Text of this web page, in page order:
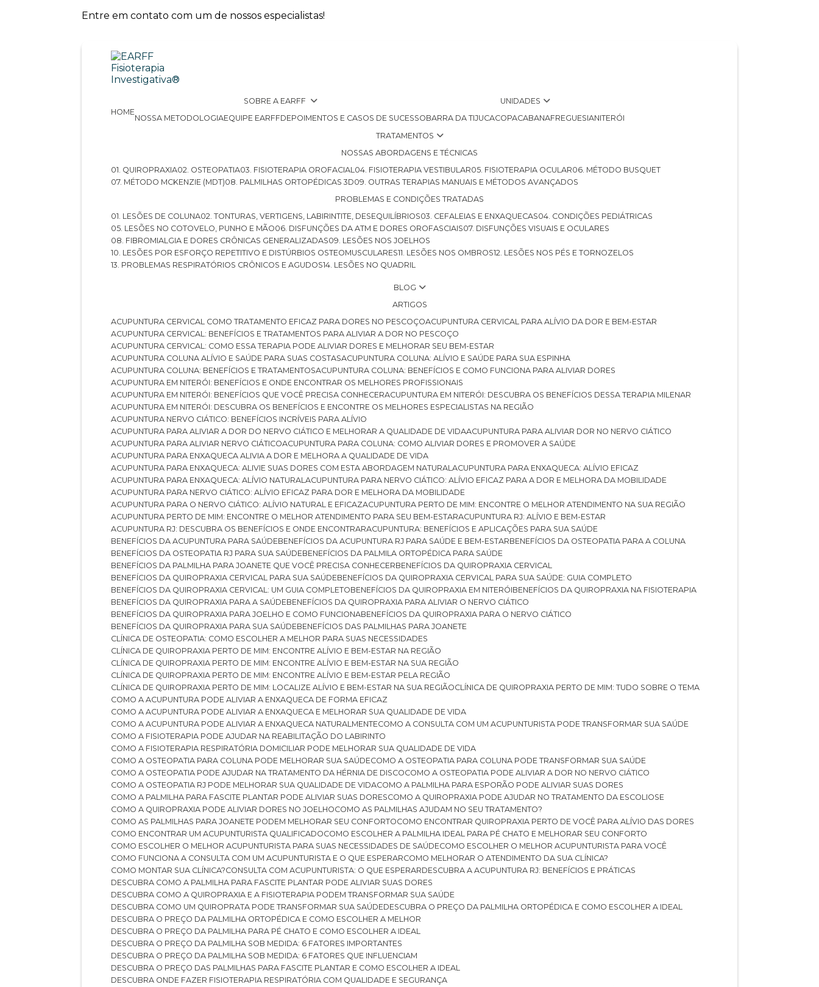
Entre em contato com um de nossos especialistas!
HOME
SOBRE A EARFF
NOSSA METODOLOGIA EQUIPE EARFF DEPOIMENTOS E CASOS DE SUCESSO
UNIDADES
BARRA DA TIJUCA
COPACABANA FREGUESIA
NITERÓI
TRATAMENTOS
NOSSAS ABORDAGENS E TÉCNICAS
01. QUIROPRAXIA
02. OSTEOPATIA 03. FISIOTERAPIA OROFACIAL 04. FISIOTERAPIA VESTIBULAR 05. FISIOTERAPIA OCULAR
06. MÉTODO BUSQUET
07. MÉTODO MCKENZIE (MDT)
08. PALMILHAS ORTOPÉDICAS 3D
09. OUTRAS TERAPIAS MANUAIS E MÉTODOS AVANÇADOS
PROBLEMAS E CONDIÇÕES TRATADAS
01. LESÕES DE COLUNA
02. TONTURAS, VERTIGENS, LABIRINTITE, DESEQUILÍBRIOS 03. CEFALEIAS E ENXAQUECAS
04. CONDIÇÕES PEDIÁTRICAS
05. LESÕES NO COTOVELO, PUNHO E MÃO
06. DISFUNÇÕES DA ATM E DORES OROFASCIAIS
07. DISFUNÇÕES VISUAIS E OCULARES
08. FIBROMIALGIA E DORES CRÔNICAS GENERALIZADAS
09. LESÕES NOS JOELHOS
10. LESÕES POR ESFORÇO REPETITIVO E DISTÚRBIOS OSTEOMUSCULARES 11. LESÕES NOS OMBROS 12. LESÕES NOS PÉS E TORNOZELOS
13. PROBLEMAS RESPIRATÓRIOS CRÔNICOS E AGUDOS 14. LESÕES NO QUADRIL
BLOG
ARTIGOS
ACUPUNTURA CERVICAL COMO TRATAMENTO EFICAZ PARA DORES NO PESCOÇO
ACUPUNTURA CERVICAL PARA ALÍVIO DA DOR E BEM-ESTAR
ACUPUNTURA CERVICAL: BENEFÍCIOS E TRATAMENTOS PARA ALIVIAR A DOR NO PESCOÇO
ACUPUNTURA CERVICAL: COMO ESSA TERAPIA PODE ALIVIAR DORES E MELHORAR SEU BEM-ESTAR
ACUPUNTURA COLUNA ALÍVIO E SAÚDE PARA SUAS COSTAS
ACUPUNTURA COLUNA: ALÍVIO E SAÚDE PARA SUA ESPINHA
ACUPUNTURA COLUNA: BENEFÍCIOS E TRATAMENTOS
ACUPUNTURA COLUNA: BENEFÍCIOS E COMO FUNCIONA PARA ALIVIAR DORES
ACUPUNTURA EM NITERÓI: BENEFÍCIOS E ONDE ENCONTRAR OS MELHORES PROFISSIONAIS
ACUPUNTURA EM NITERÓI: BENEFÍCIOS QUE VOCÊ PRECISA CONHECER
ACUPUNTURA EM NITERÓI: DESCUBRA OS BENEFÍCIOS DESSA TERAPIA MILENAR
ACUPUNTURA EM NITERÓI: DESCUBRA OS BENEFÍCIOS E ENCONTRE OS MELHORES ESPECIALISTAS NA REGIÃO
ACUPUNTURA NERVO CIÁTICO: BENEFÍCIOS INCRÍVEIS PARA ALÍVIO
ACUPUNTURA PARA ALIVIAR A DOR DO NERVO CIÁTICO E MELHORAR A QUALIDADE DE VIDA
ACUPUNTURA PARA ALIVIAR DOR NO NERVO CIÁTICO
ACUPUNTURA PARA ALIVIAR NERVO CIÁTICO
ACUPUNTURA PARA COLUNA: COMO ALIVIAR DORES E PROMOVER A SAÚDE
ACUPUNTURA PARA ENXAQUECA ALIVIA A DOR E MELHORA A QUALIDADE DE VIDA
ACUPUNTURA PARA ENXAQUECA: ALIVIE SUAS DORES COM ESTA ABORDAGEM NATURAL
ACUPUNTURA PARA ENXAQUECA: ALÍVIO EFICAZ
ACUPUNTURA PARA ENXAQUECA: ALÍVIO NATURAL
ACUPUNTURA PARA NERVO CIÁTICO: ALÍVIO EFICAZ PARA A DOR E MELHORA DA MOBILIDADE
ACUPUNTURA PARA NERVO CIÁTICO: ALÍVIO EFICAZ PARA DOR E MELHORA DA MOBILIDADE
ACUPUNTURA PARA O NERVO CIÁTICO: ALÍVIO NATURAL E EFICAZ
ACUPUNTURA PERTO DE MIM: ENCONTRE O MELHOR ATENDIMENTO NA SUA REGIÃO
ACUPUNTURA PERTO DE MIM: ENCONTRE O MELHOR ATENDIMENTO PARA SEU BEM-ESTAR
ACUPUNTURA RJ: ALÍVIO E BEM-ESTAR
ACUPUNTURA RJ: DESCUBRA OS BENEFÍCIOS E ONDE ENCONTRAR
ACUPUNTURA: BENEFÍCIOS E APLICAÇÕES PARA SUA SAÚDE
BENEFÍCIOS DA ACUPUNTURA PARA SAÚDE
BENEFÍCIOS DA ACUPUNTURA RJ PARA SAÚDE E BEM-ESTAR
BENEFÍCIOS DA OSTEOPATIA PARA A COLUNA
BENEFÍCIOS DA OSTEOPATIA RJ PARA SUA SAÚDE
BENEFÍCIOS DA PALMILA ORTOPÉDICA PARA SAÚDE
BENEFÍCIOS DA PALMILHA PARA JOANETE QUE VOCÊ PRECISA CONHECER
BENEFÍCIOS DA QUIROPRAXIA CERVICAL
BENEFÍCIOS DA QUIROPRAXIA CERVICAL PARA SUA SAÚDE
BENEFÍCIOS DA QUIROPRAXIA CERVICAL PARA SUA SAÚDE: GUIA COMPLETO
BENEFÍCIOS DA QUIROPRAXIA CERVICAL: UM GUIA COMPLETO
BENEFÍCIOS DA QUIROPRAXIA EM NITERÓI
BENEFÍCIOS DA QUIROPRAXIA NA FISIOTERAPIA
BENEFÍCIOS DA QUIROPRAXIA PARA A SAÚDE
BENEFÍCIOS DA QUIROPRAXIA PARA ALIVIAR O NERVO CIÁTICO
BENEFÍCIOS DA QUIROPRAXIA PARA JOELHO E COMO FUNCIONA
BENEFÍCIOS DA QUIROPRAXIA PARA O NERVO CIÁTICO
BENEFÍCIOS DA QUIROPRAXIA PARA SUA SAÚDE
BENEFÍCIOS DAS PALMILHAS PARA JOANETE
CLÍNICA DE OSTEOPATIA: COMO ESCOLHER A MELHOR PARA SUAS NECESSIDADES
CLÍNICA DE QUIROPRAXIA PERTO DE MIM: ENCONTRE ALÍVIO E BEM-ESTAR NA REGIÃO
CLÍNICA DE QUIROPRAXIA PERTO DE MIM: ENCONTRE ALÍVIO E BEM-ESTAR NA SUA REGIÃO
CLÍNICA DE QUIROPRAXIA PERTO DE MIM: ENCONTRE ALÍVIO E BEM-ESTAR PELA REGIÃO
CLÍNICA DE QUIROPRAXIA PERTO DE MIM: LOCALIZE ALÍVIO E BEM-ESTAR NA SUA REGIÃO
CLÍNICA DE QUIROPRAXIA PERTO DE MIM: TUDO SOBRE O TEMA
COMO A ACUPUNTURA PODE ALIVIAR A ENXAQUECA DE FORMA EFICAZ
COMO A ACUPUNTURA PODE ALIVIAR A ENXAQUECA E MELHORAR SUA QUALIDADE DE VIDA
COMO A ACUPUNTURA PODE ALIVIAR A ENXAQUECA NATURALMENTE
COMO A CONSULTA COM UM ACUPUNTURISTA PODE TRANSFORMAR SUA SAÚDE
COMO A FISIOTERAPIA PODE AJUDAR NA REABILITAÇÃO DO LABIRINTO
COMO A FISIOTERAPIA RESPIRATÓRIA DOMICILIAR PODE MELHORAR SUA QUALIDADE DE VIDA
COMO A OSTEOPATIA PARA COLUNA PODE MELHORAR SUA SAÚDE
COMO A OSTEOPATIA PARA COLUNA PODE TRANSFORMAR SUA SAÚDE
COMO A OSTEOPATIA PODE AJUDAR NA TRATAMENTO DA HÉRNIA DE DISCO
COMO A OSTEOPATIA PODE ALIVIAR A DOR NO NERVO CIÁTICO
COMO A OSTEOPATIA RJ PODE MELHORAR SUA QUALIDADE DE VIDA
COMO A PALMILHA PARA ESPORÃO PODE ALIVIAR SUAS DORES
COMO A PALMILHA PARA FASCITE PLANTAR PODE ALIVIAR SUAS DORES
COMO A QUIROPRAXIA PODE AJUDAR NO TRATAMENTO DA ESCOLIOSE
COMO A QUIROPRAXIA PODE ALIVIAR DORES NO JOELHO
COMO AS PALMILHAS AJUDAM NO SEU TRATAMENTO?
COMO AS PALMILHAS PARA JOANETE PODEM MELHORAR SEU CONFORTO
COMO ENCONTRAR QUIROPRAXIA PERTO DE VOCÊ PARA ALÍVIO DAS DORES
COMO ENCONTRAR UM ACUPUNTURISTA QUALIFICADO
COMO ESCOLHER A PALMILHA IDEAL PARA PÉ CHATO E MELHORAR SEU CONFORTO
COMO ESCOLHER O MELHOR ACUPUNTURISTA PARA SUAS NECESSIDADES DE SAÚDE
COMO ESCOLHER O MELHOR ACUPUNTURISTA PARA VOCÊ
COMO FUNCIONA A CONSULTA COM UM ACUPUNTURISTA E O QUE ESPERAR
COMO MELHORAR O ATENDIMENTO DA SUA CLÍNICA?
COMO MONTAR SUA CLÍNICA?
CONSULTA COM ACUPUNTURISTA: O QUE ESPERAR
DESCUBRA A ACUPUNTURA RJ: BENEFÍCIOS E PRÁTICAS
DESCUBRA COMO A PALMILHA PARA FASCITE PLANTAR PODE ALIVIAR SUAS DORES
DESCUBRA COMO A QUIROPRAXIA E A FISIOTERAPIA PODEM TRANSFORMAR SUA SAÚDE
DESCUBRA COMO UM QUIROPRATA PODE TRANSFORMAR SUA SAÚDE
DESCUBRA O PREÇO DA PALMILHA ORTOPÉDICA E COMO ESCOLHER A IDEAL
DESCUBRA O PREÇO DA PALMILHA ORTOPÉDICA E COMO ESCOLHER A MELHOR
DESCUBRA O PREÇO DA PALMILHA PARA PÉ CHATO E COMO ESCOLHER A IDEAL
DESCUBRA O PREÇO DA PALMILHA SOB MEDIDA: 6 FATORES IMPORTANTES
DESCUBRA O PREÇO DA PALMILHA SOB MEDIDA: 6 FATORES QUE INFLUENCIAM
DESCUBRA O PREÇO DAS PALMILHAS PARA FASCITE PLANTAR E COMO ESCOLHER A IDEAL
DESCUBRA ONDE FAZER FISIOTERAPIA RESPIRATÓRIA COM QUALIDADE E SEGURANÇA